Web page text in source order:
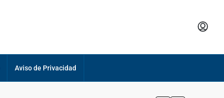
Aviso de Privacidad